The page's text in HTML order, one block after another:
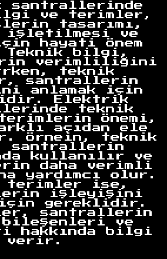
santrallerinde
ve terimler,
tasarımı,
işletilmesi ve
hayati önem
Teknik bilgi,
verimliliğini
teknik
santrallerin
anlamak için
Elektrik
teknik
önemi,
açıdan ele
Örnein, teknik
santrallerin
kullanılır ve
daha verimli
yardımcı olur.
terimler ise,
işleyişini
için gereklidir.
santrallerin
ve
hakkında bilgi
verir.